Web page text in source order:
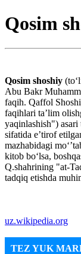
Qosim
Qosim shoshiy
Abu Bakr
faqih. Qaffol
faqihlari taʼlim
yaqinlashish")
sifatida eʼtirof
mazhabidagi
kitob boʻlsa,
Q.shahrining "at-
tadqiq etishda
uz.wikipedia.org
TEZ YUK